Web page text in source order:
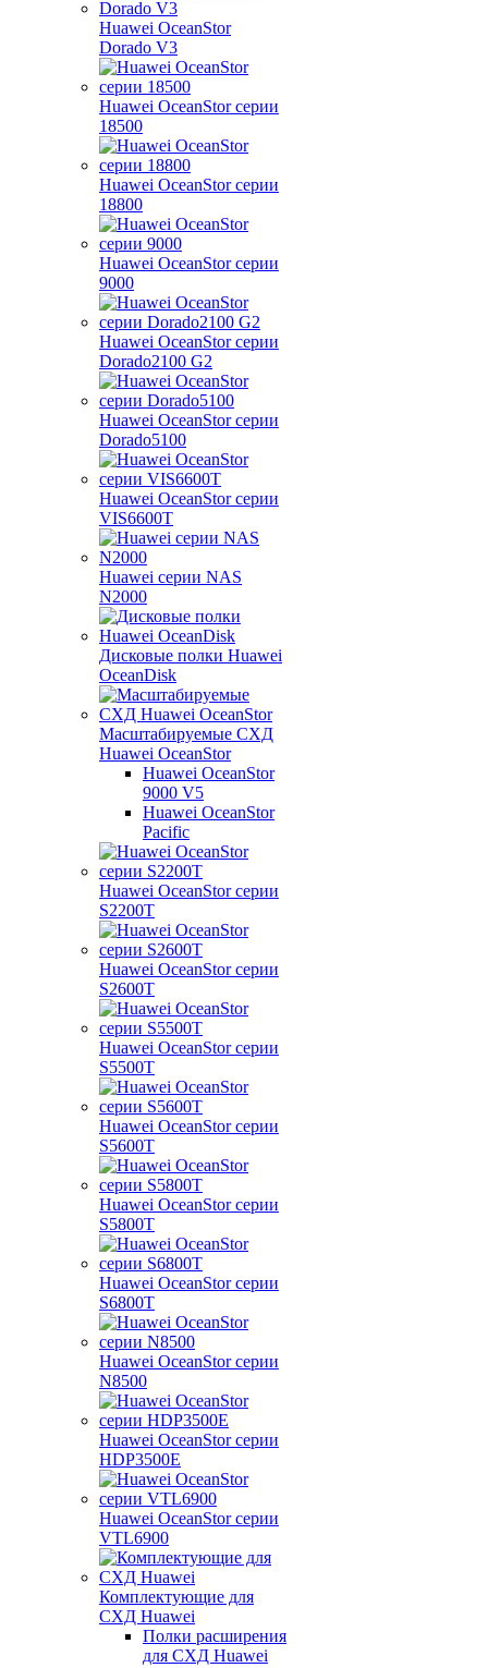
Huawei OceanStor
Dorado V3
Huawei OceanStor серии
18500
Huawei OceanStor серии
18800
Huawei OceanStor серии
9000
Huawei OceanStor серии
Dorado2100 G2
Huawei OceanStor серии
Dorado5100
Huawei OceanStor серии
VIS6600T
Huawei серии NAS
N2000
Дисковые полки Huawei
OceanDisk
Масштабируемые СХД
Huawei OceanStor
Huawei OceanStor
9000 V5
Huawei OceanStor
Pacific
Huawei OceanStor серии
S2200T
Huawei OceanStor серии
S2600T
Huawei OceanStor серии
S5500T
Huawei OceanStor серии
S5600T
Huawei OceanStor серии
S5800T
Huawei OceanStor серии
S6800T
Huawei OceanStor серии
N8500
Huawei OceanStor серии
HDP3500E
Huawei OceanStor серии
VTL6900
Комплектующие для
СХД Huawei
Полки расширения
для СХД Huawei